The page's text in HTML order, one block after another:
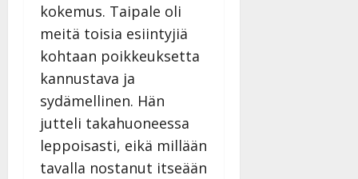
kokemus. Taipale oli
meitä toisia esiintyjiä
kohtaan poikkeuksetta
kannustava ja
sydämellinen. Hän
jutteli takahuoneessa
leppoisasti, eikä millään
tavalla nostanut itseään